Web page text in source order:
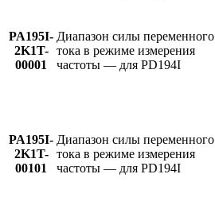
PA195I-
2K1T-
00001
Диапазон силы переменного
тока в режиме измерения
частоты — для PD194I
PA195I-
2K1T-
00101
Диапазон силы переменного
тока в режиме измерения
частоты — для PD194I